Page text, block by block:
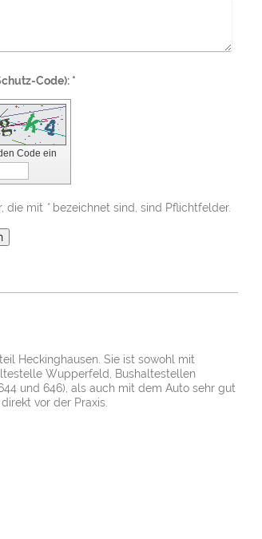
Captcha (Spam-Schutz-Code): *
Code ein
die mit *bezeichnet sind, sind Pflichtfelder.
Heckinghausen. Sie ist sowohl mit
Wupperfeld, Bushaltestellen
und 646), als auch mit dem Auto sehr gut
vor der Praxis.